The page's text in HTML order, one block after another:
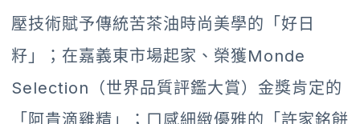
壓技術賦予傳統苦茶油時尚美學的「好日
籽」；在嘉義東市場起家、榮獲Monde
Selection（世界品質評鑑大賞）金獎肯定的
「阿貴滴雞精」；口感細緻優雅的「許家銘餅